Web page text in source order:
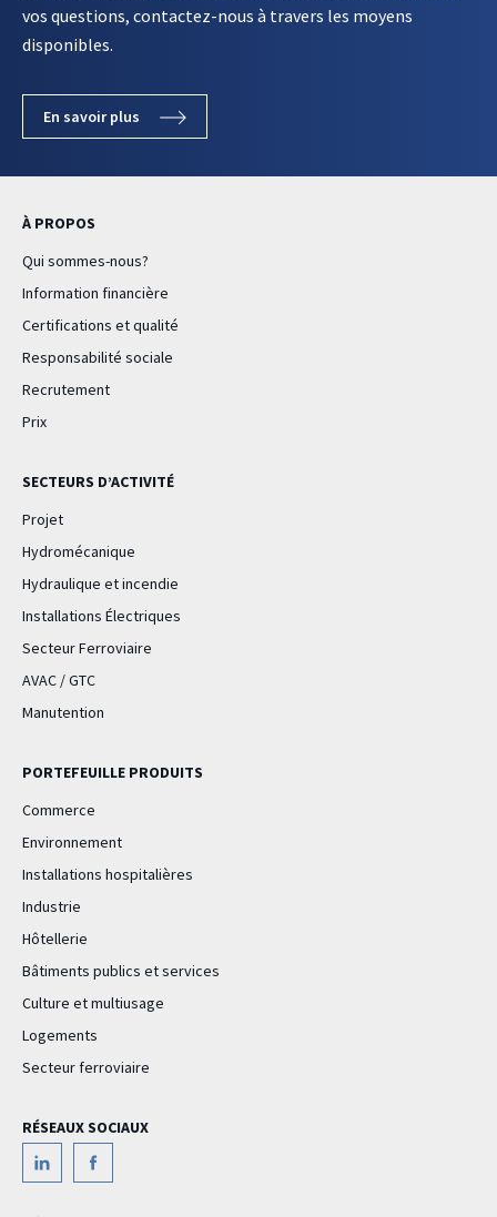
vos questions, contactez-nous à travers les moyens
disponibles.
En savoir plus
À PROPOS
Qui sommes-nous?
Information financière
Certifications et qualité
Responsabilité sociale
Recrutement
Prix
SECTEURS D’ACTIVITÉ
Projet
Hydromécanique
Hydraulique et incendie
Installations Électriques
Secteur Ferroviaire
AVAC / GTC
Manutention
PORTEFEUILLE PRODUITS
Commerce
Environnement
Installations hospitalières
Industrie
Hôtellerie
Bâtiments publics et services
Culture et multiusage
Logements
Secteur ferroviaire
RÉSEAUX SOCIAUX